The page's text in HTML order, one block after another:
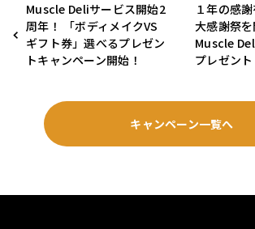
Muscle Deliサービス開始2
周年！ 「ボディメイクVS
ギフト券」選べるプレゼン
トキャンペーン開始！
１年の感
大感謝祭を
Muscle
プレゼント
キャンペーン一覧へ